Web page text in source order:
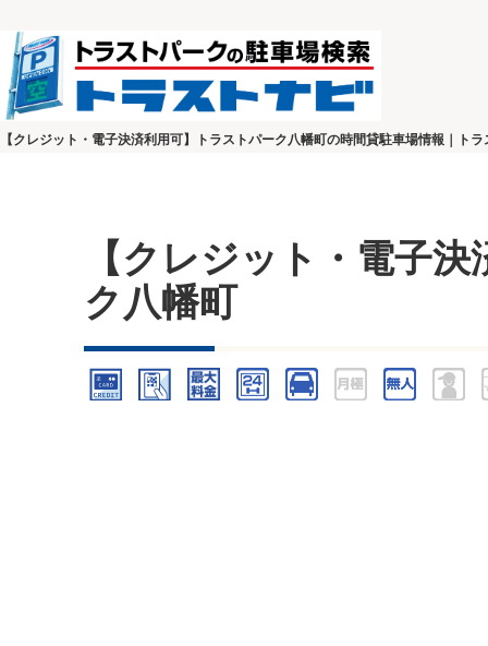
【クレジット・電子決済利用可】トラストパーク八幡町の時間貸駐車場情報｜ト
【クレジット・電子
ク八幡町